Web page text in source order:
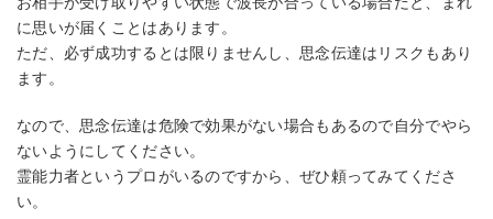
に思いが届くことはあります。
ただ、必ず成功するとは限りませんし、思念伝達はリスクもあり
ます。
なので、思念伝達は危険で効果がない場合もあるので自分でやら
ないようにしてください。
霊能力者というプロがいるのですから、ぜひ頼ってみてくださ
い。